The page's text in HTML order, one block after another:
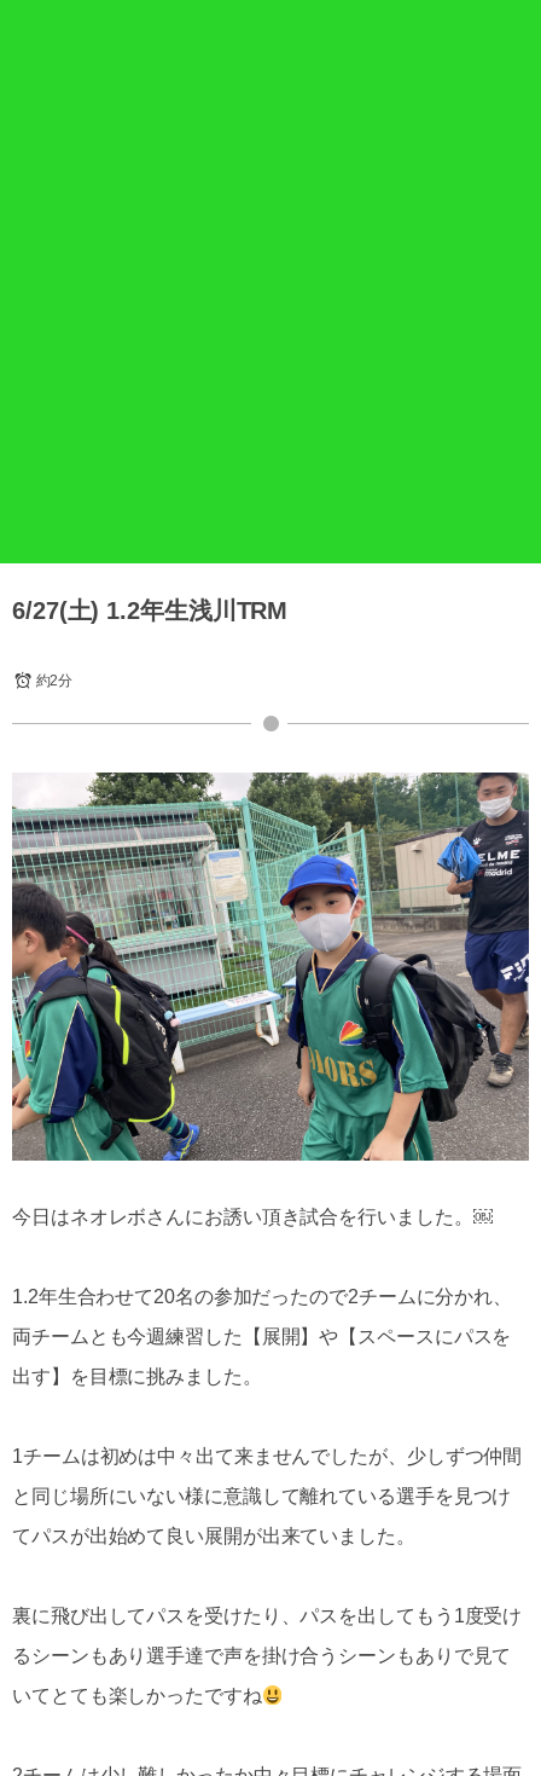
6/27(土) 1.2年生浅川TRM
約2分
今日はネオレボさんにお誘い頂き試合を行いました。￼
1.2年生合わせて20名の参加だったので2チームに分かれ、
両チームとも今週練習した【展開】や【スペースにパスを
出す】を目標に挑みました。
1チームは初めは中々出て来ませんでしたが、少しずつ仲間
と同じ場所にいない様に意識して離れている選手を見つけ
てパスが出始めて良い展開が出来ていました。
裏に飛び出してパスを受けたり、パスを出してもう1度受け
るシーンもあり選手達で声を掛け合うシーンもありで見て
いてとても楽しかったですね